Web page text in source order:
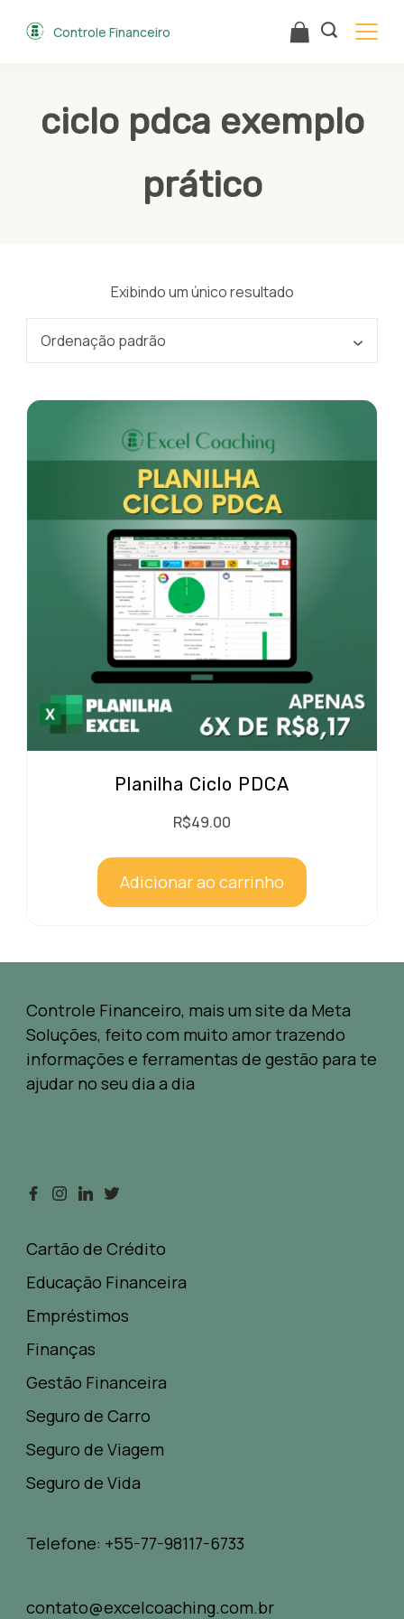
Controle Financeiro
ciclo pdca exemplo
prático
Exibindo um único resultado
Planilha Ciclo PDCA
R$49.00
Adicionar ao carrinho
Controle Financeiro, mais um site da Meta
Soluções, feito com muito amor trazendo
informações e ferramentas de gestão para te
ajudar no seu dia a dia
Cartão de Crédito
Educação Financeira
Empréstimos
Finanças
Gestão Financeira
Seguro de Carro
Seguro de Viagem
Seguro de Vida
Telefone: +55-77-98117-6733
contato@excelcoaching.com.br